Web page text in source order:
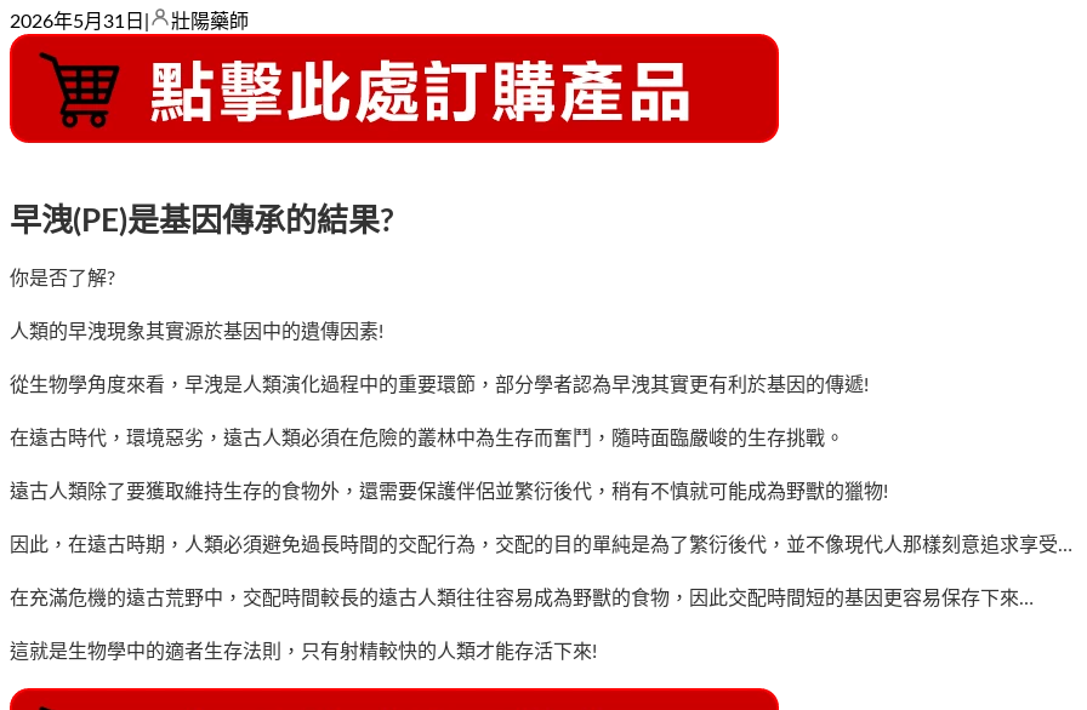
2026年5月31日 壯陽藥師
早洩(PE)是基因傳承的結果?
你是否了解?
人類的早洩現象其實源於基因中的遺傳因素!
從生物學角度來看，早洩是人類演化過程中的重要環節，部分學者認為早洩其實更有利於基因的傳遞!
在遠古時代，環境惡劣，遠古人類必須在危險的叢林中為生存而奮鬥，隨時面臨嚴峻的生存挑戰。
遠古人類除了要獲取維持生存的食物外，還需要保護伴侶並繁衍後代，稍有不慎就可能成為野獸的獵物!
因此，在遠古時期，人類必須避免過長時間的交配行為，交配的目的單純是為了繁衍後代，並不像現代人那樣刻意追求享受…
在充滿危機的遠古荒野中，交配時間較長的遠古人類往往容易成為野獸的食物，因此交配時間短的基因更容易保存下來…
這就是生物學中的適者生存法則，只有射精較快的人類才能存活下來!